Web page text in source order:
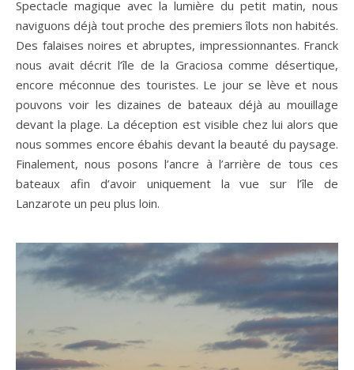
Spectacle magique avec la lumière du petit matin, nous
naviguons déjà tout proche des premiers îlots non habités.
Des falaises noires et abruptes, impressionnantes. Franck
nous avait décrit l’île de la Graciosa comme désertique,
encore méconnue des touristes. Le jour se lève et nous
pouvons voir les dizaines de bateaux déjà au mouillage
devant la plage. La déception est visible chez lui alors que
nous sommes encore ébahis devant la beauté du paysage.
Finalement, nous posons l’ancre à l’arrière de tous ces
bateaux afin d’avoir uniquement la vue sur l’île de
Lanzarote un peu plus loin.